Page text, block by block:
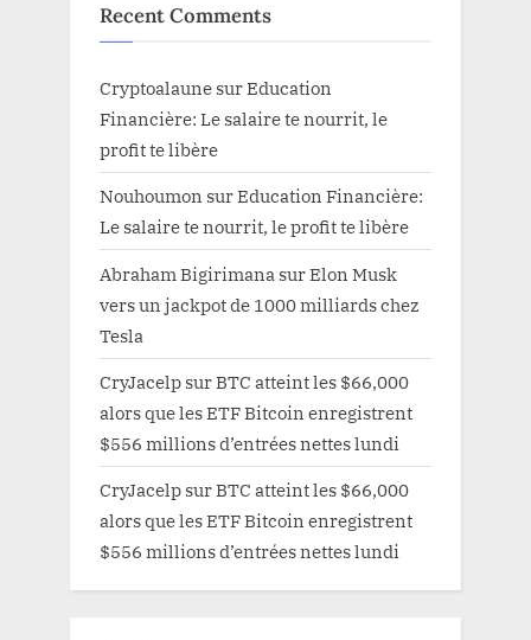
Recent Comments
Cryptoalaune surEducation
Financière: Le salaire te nourrit, le
profit te libère
Nouhoumon surEducation Financière:
Le salaire te nourrit, le profit te libère
Abraham Bigirimana surElon Musk
vers un jackpot de 1000 milliards chez
Tesla
CryJacelp surBTC atteint les $66,000
alors que les ETF Bitcoin enregistrent
$556 millions d’entrées nettes lundi
CryJacelp surBTC atteint les $66,000
alors que les ETF Bitcoin enregistrent
$556 millions d’entrées nettes lundi